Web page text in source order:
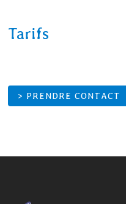
Tarifs
> PRENDRE CONTACT